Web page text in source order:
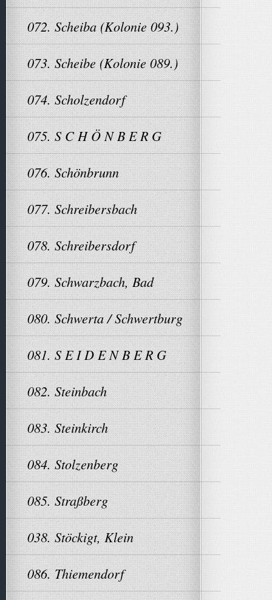
072. Scheiba (Kolonie 093.)
073. Scheibe (Kolonie 089.)
074. Scholzendorf
075. S C H Ö N B E R G
076. Schönbrunn
077. Schreibersbach
078. Schreibersdorf
079. Schwarzbach, Bad
080. Schwerta / Schwertburg
081. S E I D E N B E R G
082. Steinbach
083. Steinkirch
084. Stolzenberg
085. Straßberg
038. Stöckigt, Klein
086. Thiemendorf